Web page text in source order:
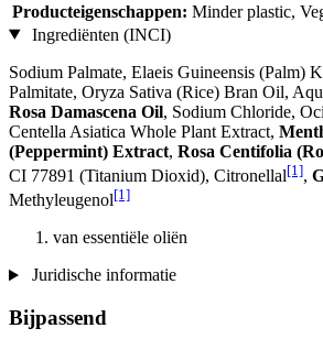
Producteigenschappen: Minder plastic,
Ingrediënten (INCI)
Sodium Palmate, Elaeis Guineensis (Palm)
Palmitate, Oryza Sativa (Rice) Bran Oil,
Rosa Damascena Oil, Sodium Chloride,
Centella Asiatica Whole Plant Extract,
(Peppermint) Extract, Rosa Centifolia
CI 77891 (Titanium Dioxid), Citronellal[1],
Methyleugenol[1]
van essentiële oliën
Juridische informatie
Bijpassend